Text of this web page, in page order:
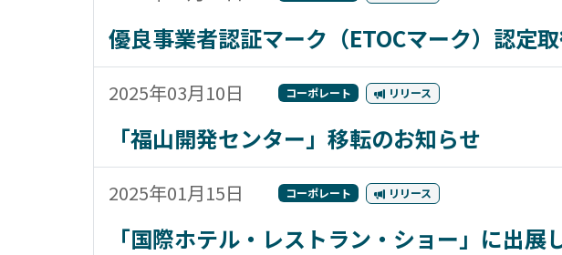
優良事業者認証マーク（ETOCマーク）認定
2025年03月10日 コーポレート リリース
「福山開発センター」移転のお知らせ
2025年01月15日 コーポレート リリース
「国際ホテル・レストラン・ショー」に出展